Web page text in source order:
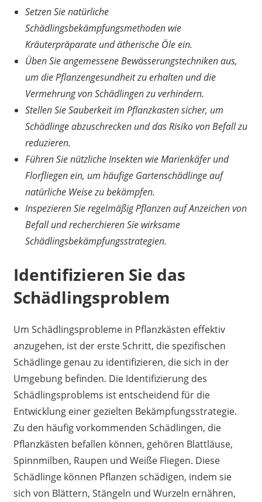
Setzen Sie natürliche
Schädlingsbekämpfungsmethoden wie
Kräuterpräparate und ätherische Öle ein.
Üben Sie angemessene Bewässerungstechniken aus,
um die Pflanzengesundheit zu erhalten und die
Vermehrung von Schädlingen zu verhindern.
Stellen Sie Sauberkeit im Pflanzkasten sicher, um
Schädlinge abzuschrecken und das Risiko von Befall zu
reduzieren.
Führen Sie nützliche Insekten wie Marienkäfer und
Florfliegen ein, um häufige Gartenschädlinge auf
natürliche Weise zu bekämpfen.
Inspezieren Sie regelmäßig Pflanzen auf Anzeichen von
Befall und recherchieren Sie wirksame
Schädlingsbekämpfungsstrategien.
Identifizieren Sie das
Schädlingsproblem
Um Schädlingsprobleme in Pflanzkästen effektiv
anzugehen, ist der erste Schritt, die spezifischen
Schädlinge genau zu identifizieren, die sich in der
Umgebung befinden. Die Identifizierung des
Schädlingsproblems ist entscheidend für die
Entwicklung einer gezielten Bekämpfungsstrategie.
Zu den häufig vorkommenden Schädlingen, die
Pflanzkästen befallen können, gehören Blattläuse,
Spinnmilben, Raupen und Weiße Fliegen. Diese
Schädlinge können Pflanzen schädigen, indem sie
sich von Blättern, Stängeln und Wurzeln ernähren,